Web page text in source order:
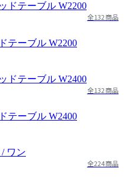
全132商品
テーブル W2200
全132商品
テーブル W2400
全224商品